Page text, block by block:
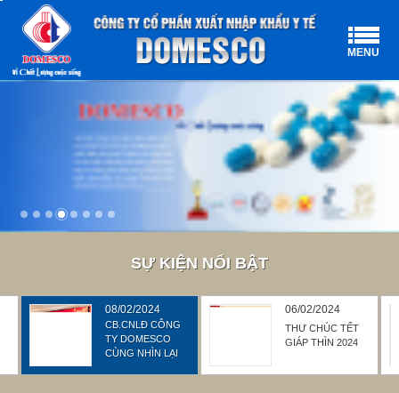
MENU
SỰ KIỆN NỔI BẬT
08/02/2024
CB.CNLĐ CÔNG
TY DOMESCO
CÙNG NHÌN LẠI
06/02/2024
THƯ CHÚC TẾT
GIÁP THÌN 2024